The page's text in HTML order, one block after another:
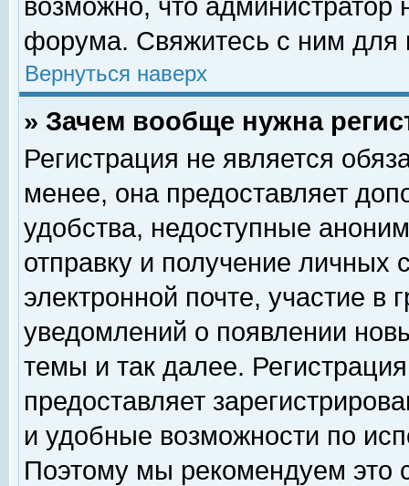
возможно, что
форума. Свяжитесь с ним для
Вернуться наверх
» Зачем вообще нужна
Регистрация не является
менее, она предоставляет
удобства, недоступные
отправку и получение личных
электронной почте, участие в
уведомлений о появлении
темы и так далее.
предоставляет
и удобные возможности по
Поэтому мы рекомендуем это